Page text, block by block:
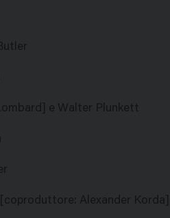
e Walter Plunkett
Alexander